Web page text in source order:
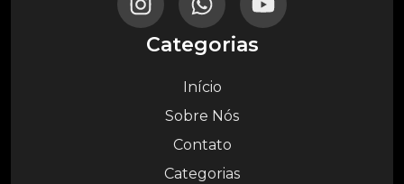
Categorias
Início
Sobre Nós
Contato
Categorias